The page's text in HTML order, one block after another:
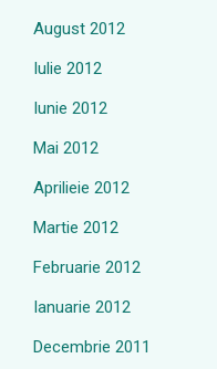
August 2012
Iulie 2012
Iunie 2012
Mai 2012
Aprilieie 2012
Martie 2012
Februarie 2012
Ianuarie 2012
Decembrie 2011